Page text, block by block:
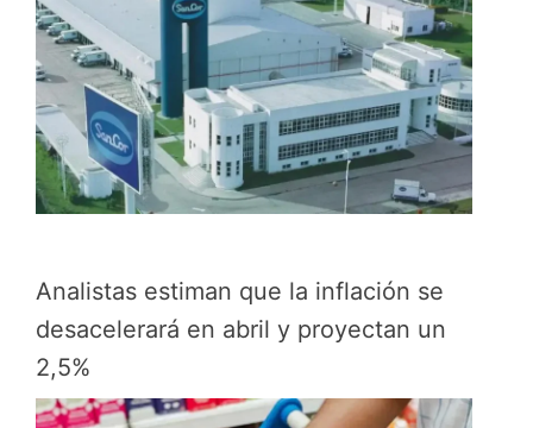
Analistas estiman que la inflación se
desacelerará en abril y proyectan un
2,5%